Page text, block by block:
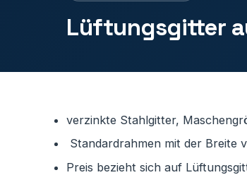
Lüftungsgitter
verzinkte Stahlgitter,
Standardrahmen mit der Breite
Preis bezieht sich auf